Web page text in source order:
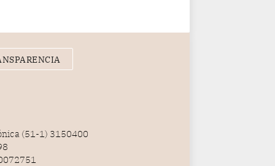
(51-1) 3150400